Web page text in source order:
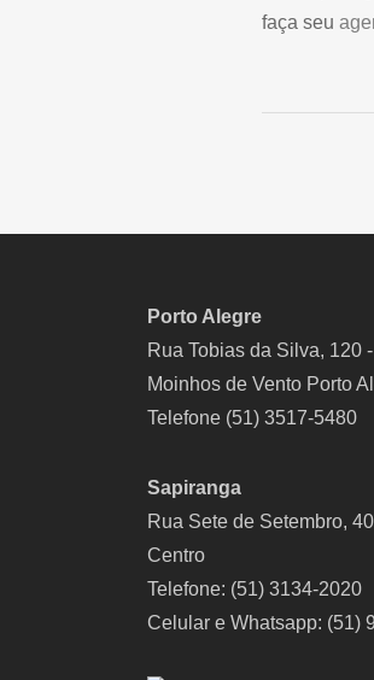
faça seu
Porto Alegre
Rua Tobias da Silva, 120
Moinhos de Vento Porto
Telefone (51) 3517-5480
Sapiranga
Rua Sete de Setembro,
Centro
Telefone: (51) 3134-2020
Celular e Whatsapp: (51)